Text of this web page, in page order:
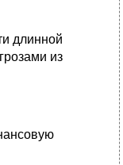
длинной
из